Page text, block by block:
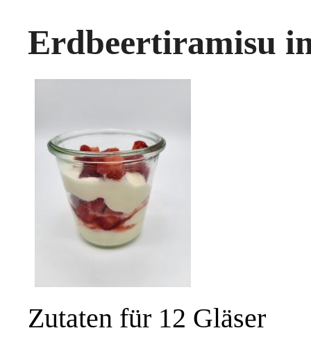
Erdbeertiramisu
Zutaten für 12 Gläser